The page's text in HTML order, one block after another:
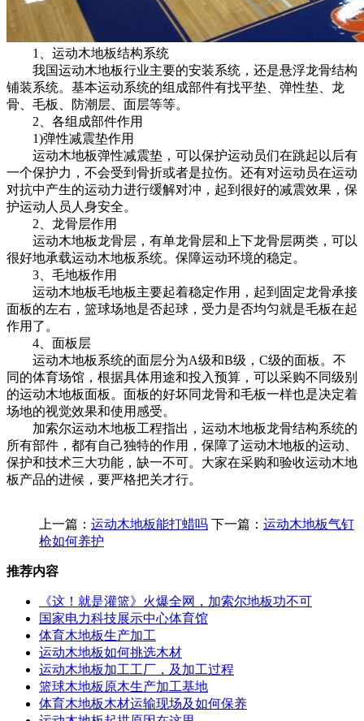
1、运动木地板结构系统
我国运动木地板行业主要的安装系统，还是悬浮龙骨结构
铺装系统。基本运动系统的组成部件有找平垫、弹性垫、龙
骨、毛板、防潮层、面层等等。
2、各组成部件作用
1)弹性减震垫作用
运动木地板弹性减震垫，可以保护运动员们在跳起以后有
一个保护力，不会受到骨折或者是拉伤。还有对运动员在运动
对抗中产生的运动力进行缓解对冲，起到很好的减震效果，保
护运动人员人身安全。
2、龙骨层作用
运动木地板龙骨层，有单龙骨层和上下龙骨层两类，可以
很好地承载运动木地板系统。保障运动环境的稳定。
3、毛地板作用
运动木地板毛地板主要起着稳定作用，起到固定龙骨承接
面板的左右，篮球场地是否起球，受力是否均匀就是毛板在起
作用了。
4、面板层
运动木地板系统的面层分为A级和B级，C级的面板。不
同的体育场馆，根据具体用途和投入预算，可以采购不同级别
的运动木地板面板。面板的好坏同龙骨和毛板一样也是决定着
场地的视觉效果和使用感受。
加索尔运动木地板工程指出，运动木地板龙骨结构系统的
所有部件，都有自己独特的作用，保障了运动木地板的运动、
保护和技术三大功能，缺一不可。大家在采购和验收运动木地
板产品的进候，要严格把关才行。
上一篇： 运动木地板能打蜡吗 下一篇： 运动木地板气钉
枪如何养护
推荐内容
《这！就是灌篮》火爆全网，加索尔地板功不可
国家电力科技展示中心体育馆
体育木地板生产加工
运动木地板如何挑选木材
运动木地板加工工厂，及加工过程
篮球木地板原木生产加工基地
体育木地板木材运输现场及如何保养